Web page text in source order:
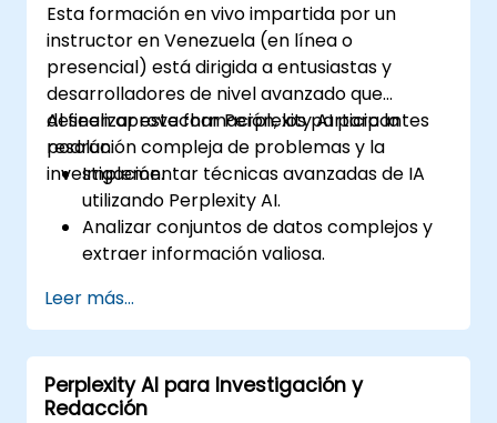
Esta formación en vivo impartida por un
instructor en Venezuela (en línea o
presencial) está dirigida a entusiastas y
desarrolladores de nivel avanzado que
deseen aprovechar Perplexity AI para la
resolución compleja de problemas y la
investigación.
Al finalizar esta formación, los participantes
podrán:
Implementar técnicas avanzadas de IA
utilizando Perplexity AI.
Analizar conjuntos de datos complejos y
extraer información valiosa.
práctica de problemas.
Integrar Perplexity AI con los flujos de
trabajo actuales de IA.
Leer más...
Perplexity AI para Investigación y
Redacción